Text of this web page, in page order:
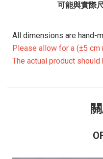
可能與實際
All dimensions are hand-
Please allow for a (±5 cm
The actual product should